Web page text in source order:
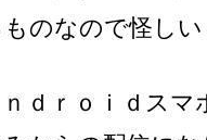
のなので怪し
ｄｒｏｉｄス